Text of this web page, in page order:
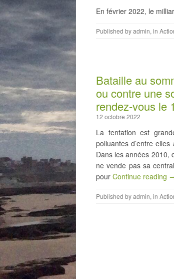
En février 2022, le
Published byadmin, in
Bataille au
ou contre une
rendez-vous le
12 octobre 2022
La tentation est
polluantes d’entre
Dans les années 2010,
ne vende pas sa
pour Continue reading
Published byadmin, in